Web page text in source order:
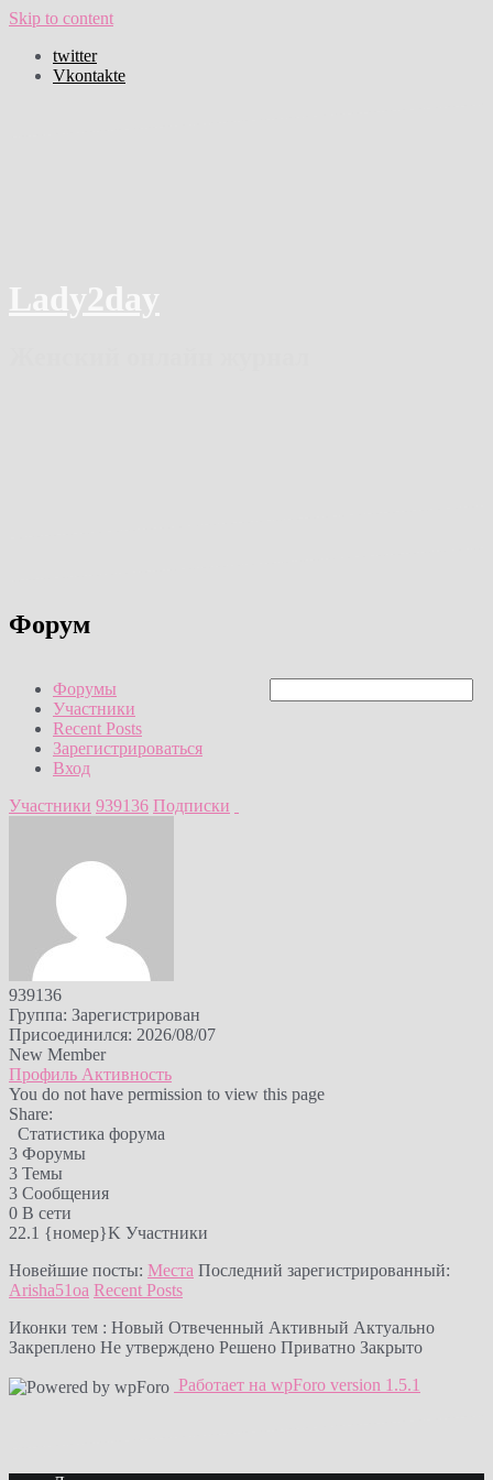
Skip to content
twitter
Vkontakte
Lady2day
Форум
Форумы
Участники
Recent Posts
Зарегистрироваться
Вход
Участники 939136 Подписки
939136
Группа: Зарегистрирован
Присоединился: 2026/08/07
New Member
Профиль Активность
You do not have permission to view this page
Share:
Статистика форума
3 Форумы
3 Темы
3 Сообщения
0 В сети
22.1 {номер}K Участники
Новейшие посты: Места Последний зарегистрированный:
Arisha51oa Recent Posts
Иконки тем : Новый Отвеченный Активный Актуально
Закреплено Не утверждено Решено Приватно Закрыто
Работает на wpForo version 1.5.1